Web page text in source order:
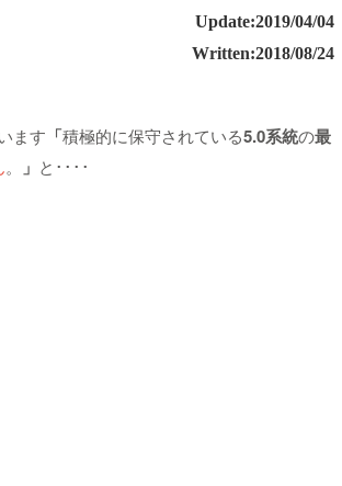
Update:2019/04/04
Written:2018/08/24
ます 「積極的に保守されている5.0系統の最
。 」 と････